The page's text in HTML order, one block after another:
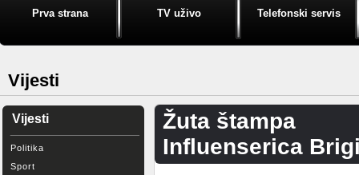
Prva strana TV uživo Telefonski servis
Vijesti
Vijesti
Politika
Sport
Žuta štampa
Influenserica